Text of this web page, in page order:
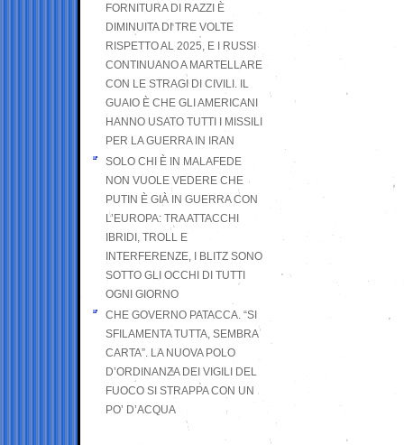
FORNITURA DI RAZZI È
DIMINUITA DI TRE VOLTE
RISPETTO AL 2025, E I RUSSI
CONTINUANO A MARTELLARE
CON LE STRAGI DI CIVILI. IL
GUAIO È CHE GLI AMERICANI
HANNO USATO TUTTI I MISSILI
PER LA GUERRA IN IRAN
SOLO CHI È IN MALAFEDE
NON VUOLE VEDERE CHE
PUTIN È GIÀ IN GUERRA CON
L’EUROPA: TRA ATTACCHI
IBRIDI, TROLL E
INTERFERENZE, I BLITZ SONO
SOTTO GLI OCCHI DI TUTTI
OGNI GIORNO
CHE GOVERNO PATACCA. “SI
SFILAMENTA TUTTA, SEMBRA
CARTA”. LA NUOVA POLO
D’ORDINANZA DEI VIGILI DEL
FUOCO SI STRAPPA CON UN
PO’ D’ACQUA